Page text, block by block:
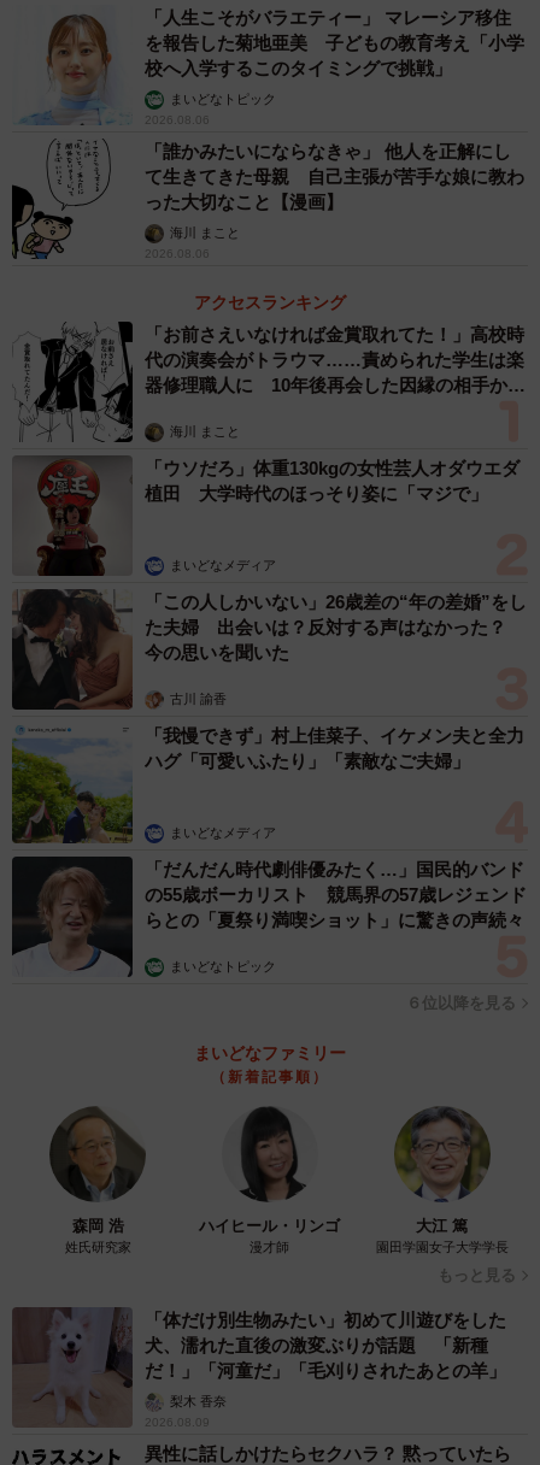
「人生こそがバラエティー」 マレーシア移住
を報告した菊地亜美 子どもの教育考え「小学
校へ入学するこのタイミングで挑戦」
まいどなトピック
2026.08.06
「誰かみたいにならなきゃ」 他人を正解にし
て生きてきた母親 自己主張が苦手な娘に教わ
った大切なこと【漫画】
海川 まこと
2026.08.06
アクセスランキング
「お前さえいなければ金賞取れてた！」高校時
代の演奏会がトラウマ……責められた学生は楽
器修理職人に 10年後再会した因縁の相手から
海川 まこと
「ウソだろ」体重130kgの女性芸人オダウエダ
植田 大学時代のほっそり姿に「マジで」
まいどなメディア
「この人しかいない」26歳差の“年の差婚”をし
た夫婦 出会いは？反対する声はなかった？
今の思いを聞いた
古川 諭香
「我慢できず」村上佳菜子、イケメン夫と全力
ハグ「可愛いふたり」「素敵なご夫婦」
まいどなメディア
「だんだん時代劇俳優みたく…」国民的バンド
の55歳ボーカリスト 競馬界の57歳レジェンド
らとの「夏祭り満喫ショット」に驚きの声続々
まいどなトピック
６位以降を見る
まいどなファミリー
（新着記事順）
森岡 浩
姓氏研究家
ハイヒール・リンゴ
漫才師
大江 篤
園田学園女子大学学長
もっと見る
「体だけ別生物みたい」初めて川遊びをした
犬、濡れた直後の激変ぶりが話題 「新種
だ！」「河童だ」「毛刈りされたあとの羊」
梨木 香奈
2026.08.09
異性に話しかけたらセクハラ？ 黙っていたら